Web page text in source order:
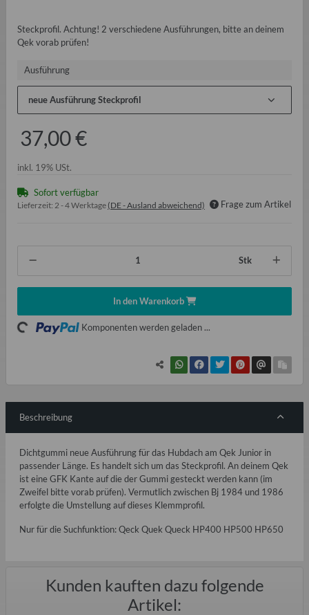
Steckprofil. Achtung! 2 verschiedene Ausführungen, bitte an deinem
Qek vorab prüfen!
Ausführung
neue Ausführung Steckprofil
37,00 €
inkl. 19% USt.
Sofort verfügbar
Lieferzeit: 2 - 4 Werktage (DE - Ausland abweichend) Frage zum Artikel
Stk
In den Warenkorb
Komponenten werden geladen ...
Beschreibung
Dichtgummi neue Ausführung für das Hubdach am Qek Junior in
passender Länge. Es handelt sich um das Steckprofil. An deinem Qek
ist eine GFK Kante auf die der Gummi gesteckt werden kann (im
Zweifel bitte vorab prüfen). Vermutlich zwischen Bj 1984 und 1986
erfolgte die Umstellung auf dieses Klemmprofil.
Nur für die Suchfunktion: Qeck Quek Queck HP400 HP500 HP650
Kunden kauften dazu folgende
Artikel: